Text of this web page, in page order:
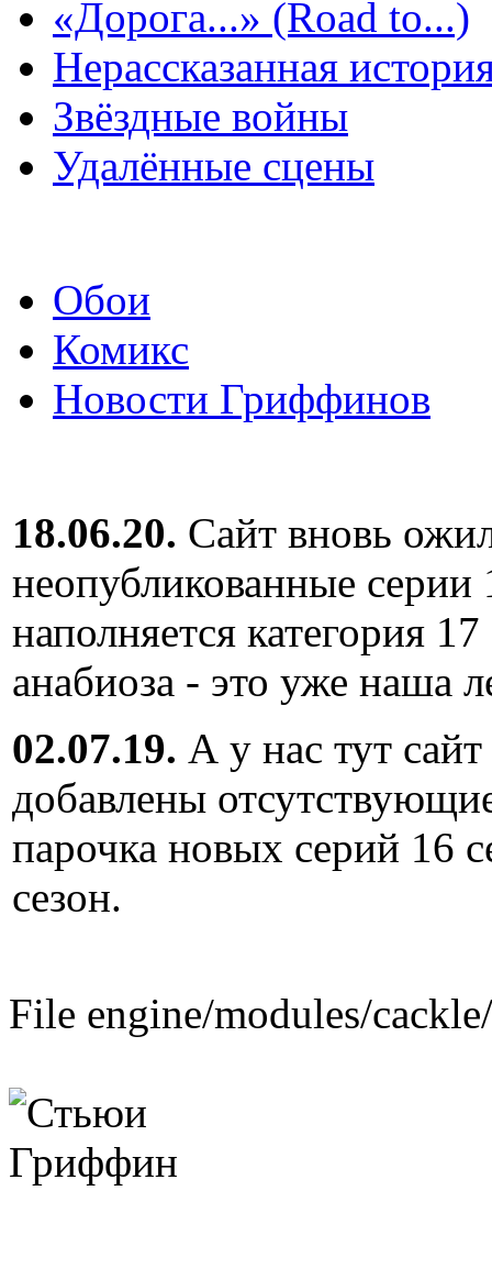
«Дорога...» (Road to...)
Нерассказанная
Звёздные войны
Удалённые сцены
Обои
Комикс
Новости Гриффинов
18.06.20. Сайт вновь
неопубликованные серии
наполняется категория
анабиоза - это уже наша
02.07.19. А у нас тут
добавлены
парочка новых серий 16
сезон.
File engine/modules/